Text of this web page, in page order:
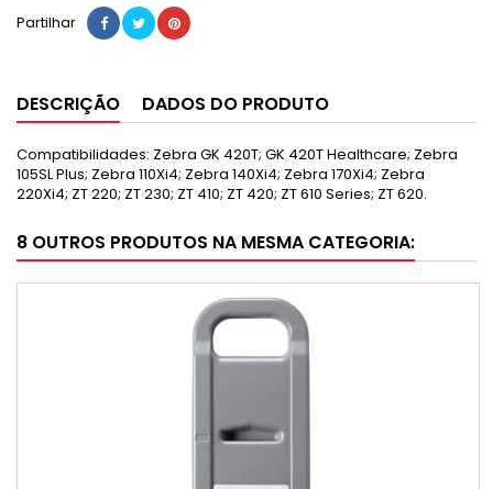
Partilhar
DESCRIÇÃO DADOS DO PRODUTO
Compatibilidades: Zebra GK 420T; GK 420T Healthcare; Zebra
105SL Plus; Zebra 110Xi4; Zebra 140Xi4; Zebra 170Xi4; Zebra
220Xi4; ZT 220; ZT 230; ZT 410; ZT 420; ZT 610 Series; ZT 620.
8 OUTROS PRODUTOS NA MESMA CATEGORIA: